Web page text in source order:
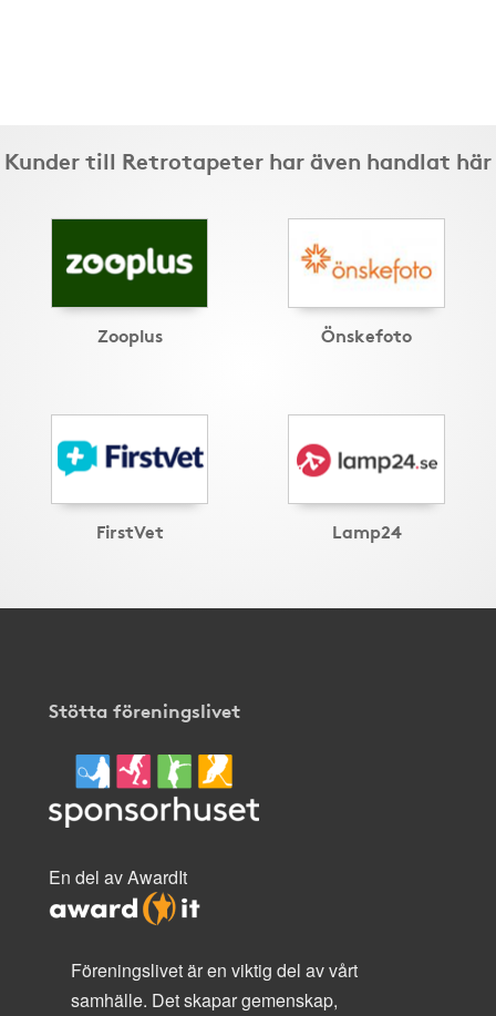
Kunder till Retrotapeter har även handlat här
Zooplus Önskefoto
FirstVet Lamp24
Stötta föreningslivet
En del av AwardIt
Föreningslivet är en viktig del av vårt
samhälle. Det skapar gemenskap,